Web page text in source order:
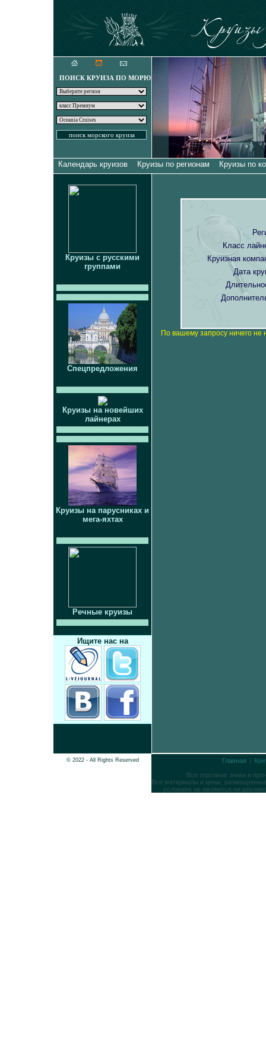
Круизы для
ПОИСК КРУИЗА ПО МОРЮ
Календарь круизов Круизы по регионам Круизы по
Круизы с русскими
группами
Спецпредложения
Круизы на новейших
лайнерах
Круизы на парусниках и
мега-яхтах
Речные круизы
Ищите нас на
Класс
Круизная
Дата
По вашему запросу ничего не
© 2022 - All Rights Reserved Главная |
Все торговые знаки и
Все материалы и цены,
условиях не являются ни